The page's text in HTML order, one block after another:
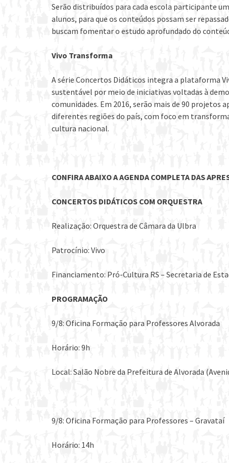
Serão distribuídos para cada escola participante
alunos, para que os conteúdos possam ser
buscam fomentar o estudo aprofundado do
Vivo Transforma
A série Concertos Didáticos integra a plataforma
sustentável por meio de iniciativas voltadas à
comunidades. Em 2016, serão mais de 90 projetos
diferentes regiões do país, com foco em
cultura nacional.
CONFIRA ABAIXO A AGENDA COMPLETA DAS
CONCERTOS DIDÁTICOS COM ORQUESTRA
Realização: Orquestra de Câmara da Ulbra
Patrocínio: Vivo
Financiamento: Pró-Cultura RS – Secretaria de
PROGRAMAÇÃO
9/8: Oficina Formação para Professores Alvorada
Horário: 9h
Local: Salão Nobre da Prefeitura de Alvorada
9/8: Oficina Formação para Professores – Gravataí
Horário: 14h